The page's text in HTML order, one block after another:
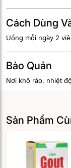
Cách Dùng
Uống mỗi ngày 2
Bảo Quản
Nơi khô ráo, nhiệt
Sản Phẩm